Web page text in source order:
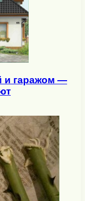
и гаражом —